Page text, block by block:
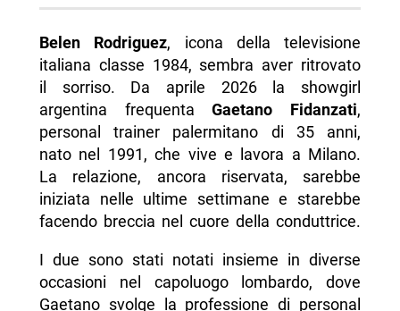
Belen Rodriguez, icona della televisione
italiana classe 1984, sembra aver ritrovato
il sorriso. Da aprile 2026 la showgirl
argentina frequentaGaetano Fidanzati,
personal trainer palermitano di 35 anni,
nato nel 1991, che vive e lavora a Milano.
La relazione, ancora riservata, sarebbe
iniziata nelle ultime settimane e starebbe
facendo breccia nel cuore della conduttrice.
I due sono stati notati insieme in diverse
occasioni nel capoluogo lombardo, dove
Gaetano svolge la professione di personal